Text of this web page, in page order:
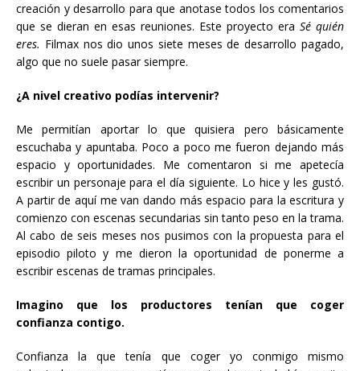
creación y desarrollo para que anotase todos los comentarios
que se dieran en esas reuniones. Este proyecto era Sé quién
eres. Filmax nos dio unos siete meses de desarrollo pagado,
algo que no suele pasar siempre.
¿A nivel creativo podías intervenir?
Me permitían aportar lo que quisiera pero básicamente
escuchaba y apuntaba. Poco a poco me fueron dejando más
espacio y oportunidades. Me comentaron si me apetecía
escribir un personaje para el día siguiente. Lo hice y les gustó.
A partir de aquí me van dando más espacio para la escritura y
comienzo con escenas secundarias sin tanto peso en la trama.
Al cabo de seis meses nos pusimos con la propuesta para el
episodio piloto y me dieron la oportunidad de ponerme a
escribir escenas de tramas principales.
Imagino que los productores tenían que coger
confianza contigo.
Confianza la que tenía que coger yo conmigo mismo